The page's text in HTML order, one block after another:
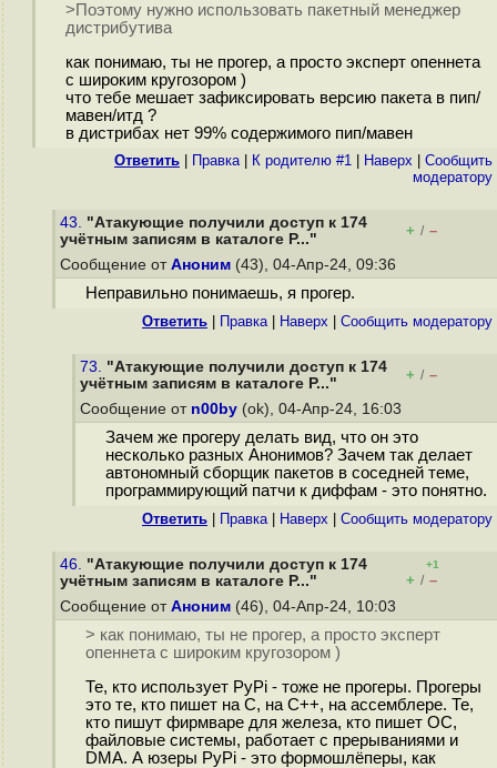
>Поэтому нужно использовать пакетный менеджер
дистрибутива
как понимаю, ты не прогер, а просто эксперт опеннета
с широким кругозором )
что тебе мешает зафиксировать версию пакета в пип/
мавен/итд ?
в дистрибах нет 99% содержимого пип/мавен
Ответить Правка| К родителю #1 Наверх
Cообщить
модератору
43. "Атакующие получили доступ к 174
учётным записям в каталоге P..."
+ / –
Сообщение от Аноним (43), 04-Апр-24, 09:36
Неправильно понимаешь, я прогер.
Ответить Правка| Наверх Cообщить модератору
73. "Атакующие получили доступ к 174
учётным записям в каталоге P..."
+ / –
Сообщение от n00by (ok), 04-Апр-24, 16:03
Зачем же прогеру делать вид, что он это
несколько разных Анонимов? Зачем так делает
автономный сборщик пакетов в соседней теме,
программирующий патчи к диффам - это понятно.
Ответить Правка| Наверх Cообщить модератору
46. "Атакующие получили доступ к 174
учётным записям в каталоге P..."
+1
+ / –
Сообщение от Аноним (46), 04-Апр-24, 10:03
> как понимаю, ты не прогер, а просто эксперт
опеннета с широким кругозором )
Те, кто использует PyPi - тоже не прогеры. Прогеры
это те, кто пишет на C, на С++, на ассемблере. Те,
кто пишут фирмваре для железа, кто пишет ОС,
файловые системы, работает с прерываниями и
DMA. А юзеры PyPi - это формошлёперы, как